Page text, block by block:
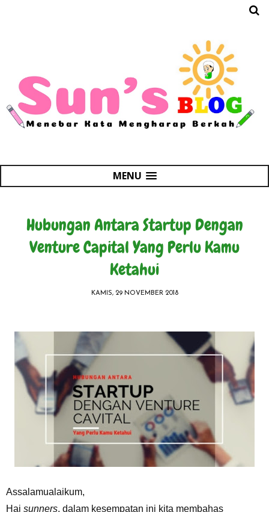
MENU
Hubungan Antara Startup Dengan
Venture Capital Yang Perlu Kamu
Ketahui
KAMIS, 29 NOVEMBER 2018
Assalamualaikum,
Hai sunners, dalam kesempatan ini kita membahas